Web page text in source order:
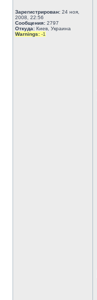
Зарегистрирован: 24 ноя,
2008, 22:56
Сообщения: 2797
Откуда: Киев, Украина
Warnings: -1